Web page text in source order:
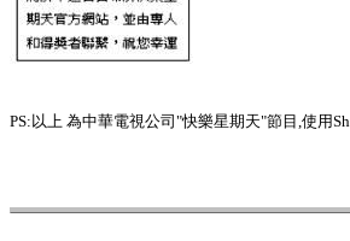
PS:以上 為中華電視公司"快樂星期天"節目,使用